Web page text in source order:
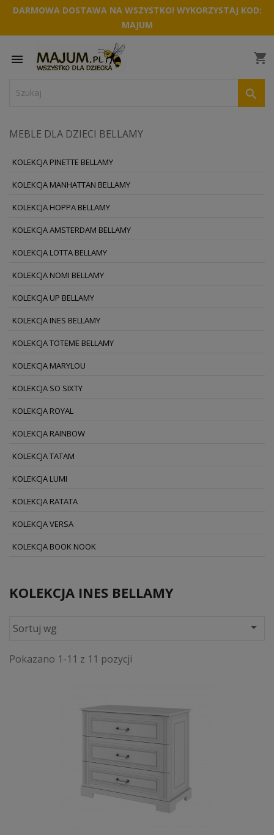
DARMOWA DOSTAWA NA WSZYSTKO! WYKORZYSTAJ KOD:
MAJUM
 shopping_cart

MEBLE DLA DZIECI BELLAMY
KOLEKCJA PINETTE BELLAMY
KOLEKCJA MANHATTAN BELLAMY
KOLEKCJA HOPPA BELLAMY
KOLEKCJA AMSTERDAM BELLAMY
KOLEKCJA LOTTA BELLAMY
KOLEKCJA NOMI BELLAMY
KOLEKCJA UP BELLAMY
KOLEKCJA INES BELLAMY
KOLEKCJA TOTEME BELLAMY
KOLEKCJA MARYLOU
KOLEKCJA SO SIXTY
KOLEKCJA ROYAL
KOLEKCJA RAINBOW
KOLEKCJA TATAM
KOLEKCJA LUMI
KOLEKCJA RATATA
KOLEKCJA VERSA
KOLEKCJA BOOK NOOK
KOLEKCJA INES BELLAMY
Sortuj wg 
Pokazano 1-11 z 11 pozycji